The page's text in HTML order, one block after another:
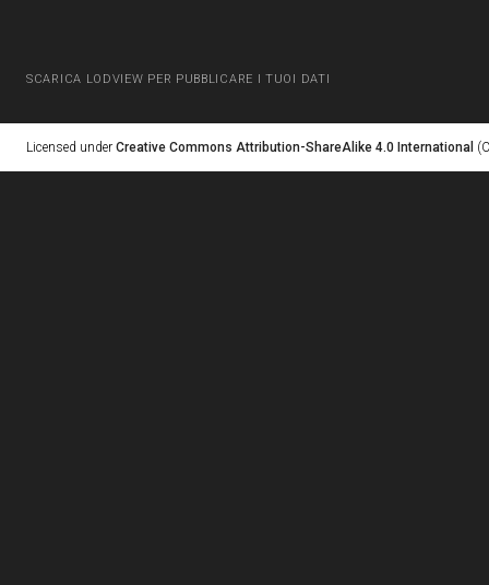
SCARICA LODVIEW PER PUBBLICARE I TUOI DATI
Licensed under Creative Commons Attribution-ShareAlike 4.0 International